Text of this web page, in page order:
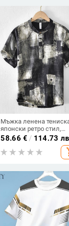
Мъжка ленена
японски ретро стил,
свободна кройка,
яка, къс ръкав,
щампа.
58.66 € / 114.73 лв